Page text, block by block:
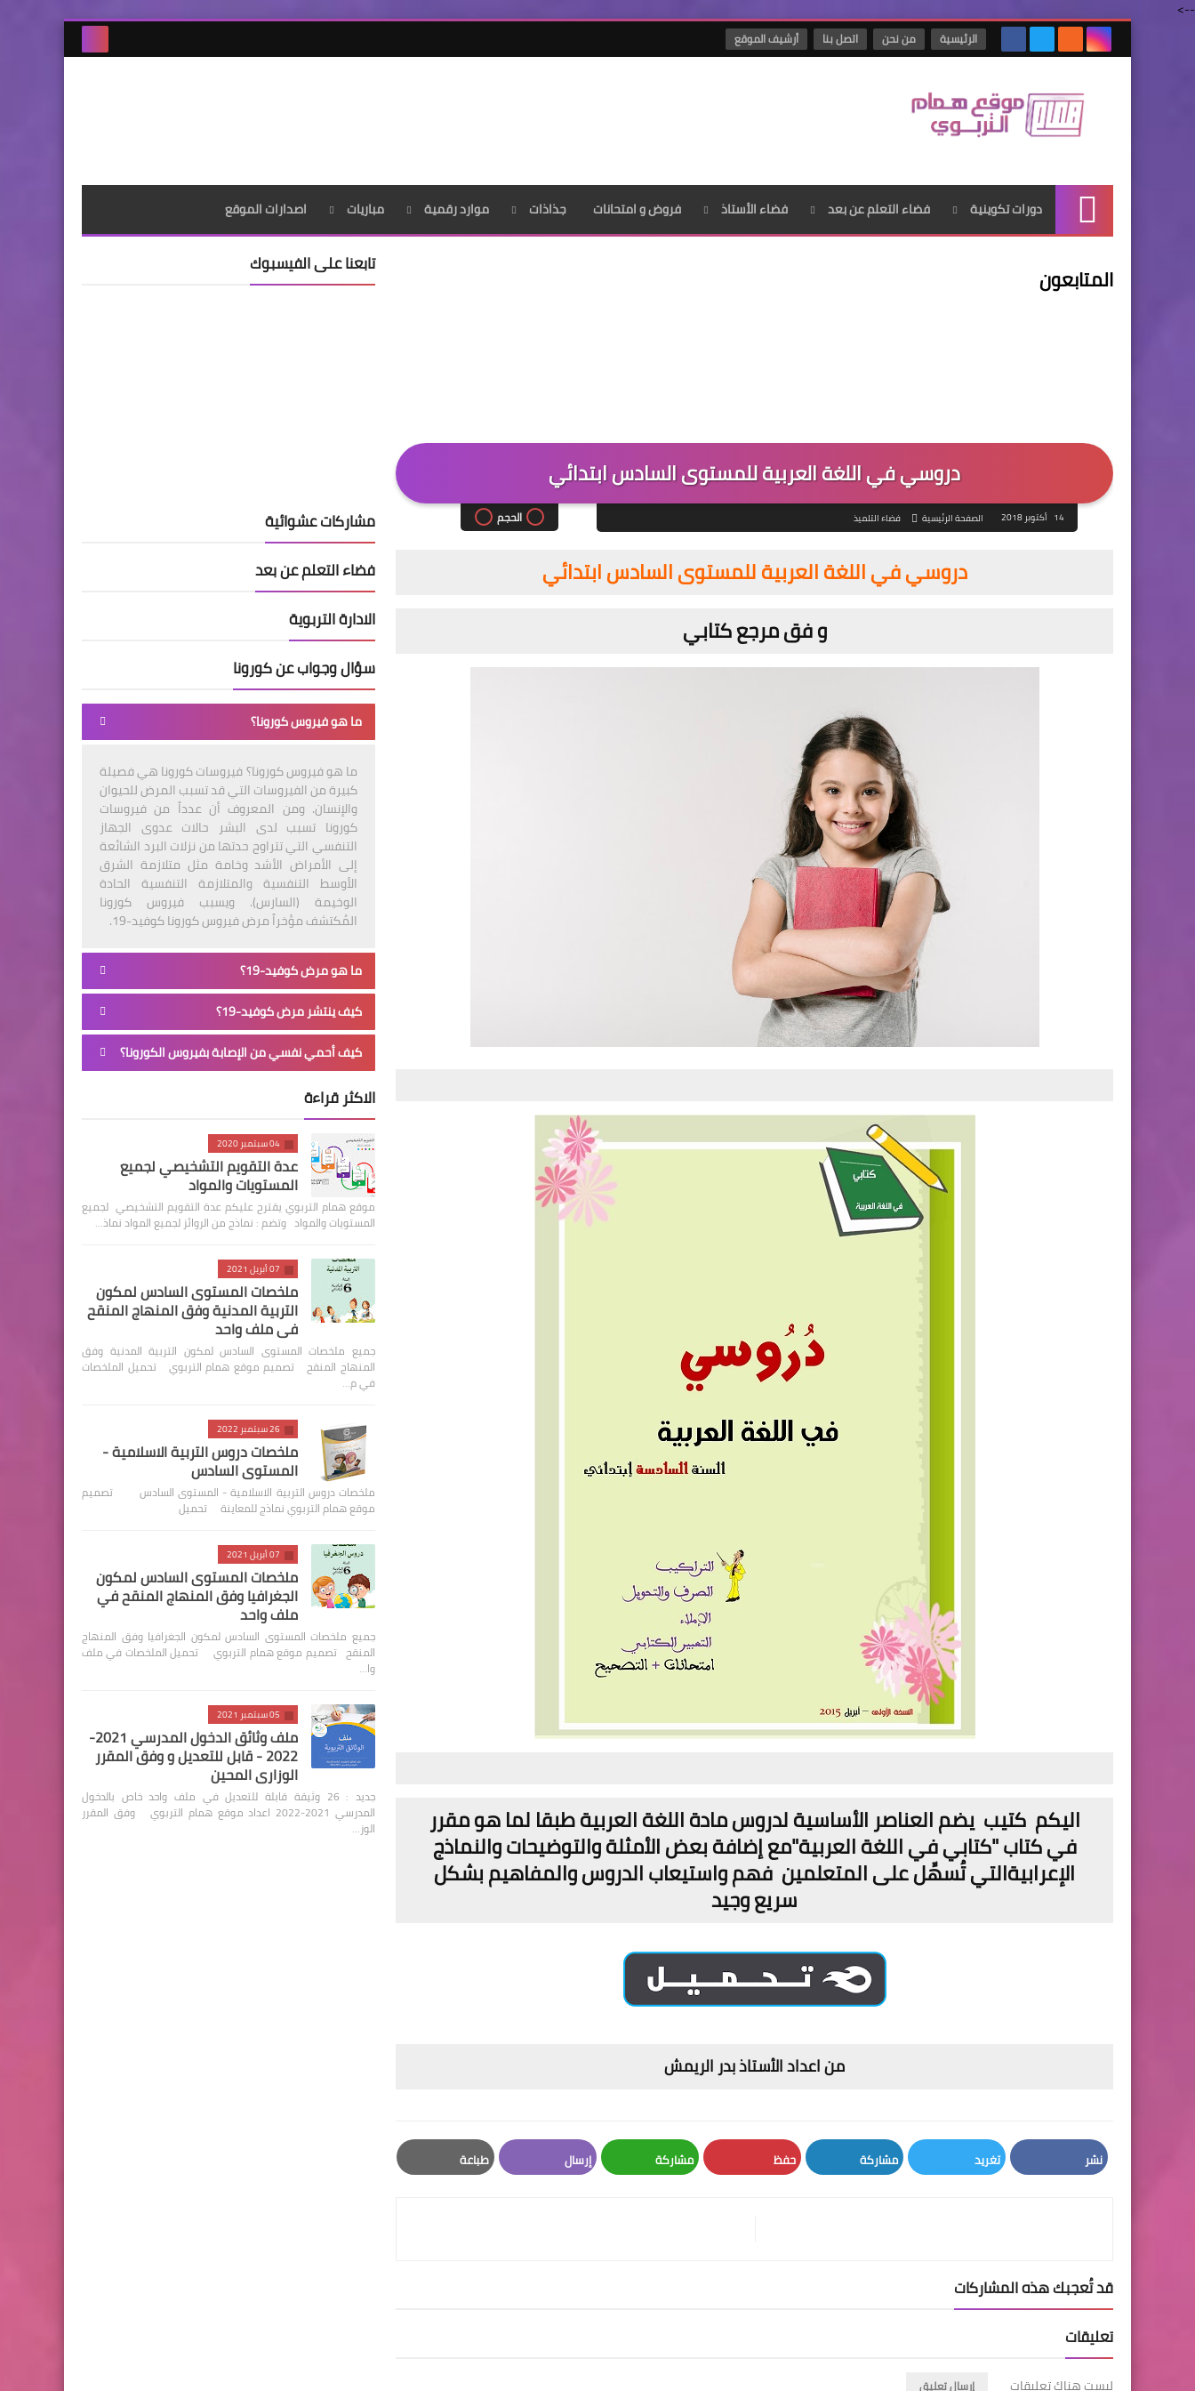
-->
الرئيسية من نحن اتصل بنا أرشيف الموقع
الرئيسية
دورات تكوينية فضاء التعلم عن بعد فضاء الأستاذ فروض و امتحانات جذاذات موارد رقمية مباريات اصدارات الموقع
المتابعون
دروسي في اللغة العربية للمستوى السادس ابتدائي
14 أكتوبر 2018 الصفحة الرئيسية فضاء التلميذ الحجم
دروسي في اللغة العربية للمستوى السادس ابتدائي
و فق مرجع كتابي
اليكم كتيب يضم العناصر الأساسية لدروس مادة اللغة العربية طبقا لما هو مقرر
في كتاب "كتابي في اللغة العربية"مع إضافة بعض الأمثلة والتوضيحات والنماذج
الإعرابيةالتي تُسهِّل على المتعلمين فهم واستيعاب الدروس والمفاهيم بشكل
سريع وجيد
من اعداد الأستاذ بدر الريمش
نشر تغريد مشاركة حفظ مشاركة إرسال طباعة
قد تُعجبك هذه المشاركات
تعليقات
ليست هناك تعليقات إرسال تعليق
تابعنا على الفيسبوك
مشاركات عشوائية
فضاء التعلم عن بعد
الادارة التربوية
سؤال وجواب عن كورونا
ما هو فيروس كورونا؟
ما هو فيروس كورونا؟ فيروسات كورونا هي فصيلة
كبيرة من الفيروسات التي قد تسبب المرض للحيوان
والإنسان. ومن المعروف أن عدداً من فيروسات
كورونا تسبب لدى البشر حالات عدوى الجهاز
التنفسي التي تتراوح حدتها من نزلات البرد الشائعة
إلى الأمراض الأشد وخامة مثل متلازمة الشرق
الأوسط التنفسية والمتلازمة التنفسية الحادة
الوخيمة (السارس). ويسبب فيروس كورونا
المُكتشف مؤخراً مرض فيروس كورونا كوفيد-19.
ما هو مرض كوفيد-19؟
كيف ينتشر مرض كوفيد-19؟
كيف أحمي نفسي من الإصابة بفيروس الكورونا؟
الاكثر قراءة
04 سبتمبر 2020
عدة التقويم التشخيصي لجميع
المستويات والمواد
موقع همام التربوي يقترح عليكم عدة التقويم التشخيصي لجميع
المستويات والمواد وتضم : نماذج من الروائز لجميع المواد نماذ…
07 أبريل 2021
ملخصات المستوى السادس لمكون
التربية المدنية وفق المنهاج المنقح
في ملف واحد
جميع ملخصات المستوى السادس لمكون التربية المدنية وفق
المنهاج المنقح تصميم موقع همام التربوي تحميل الملخصات
في م…
26 سبتمبر 2022
ملخصات دروس التربية الاسلامية -
المستوى السادس
ملخصات دروس التربية الاسلامية - المستوى السادس تصميم
موقع همام التربوي نماذج للمعاينة تحميل
07 أبريل 2021
ملخصات المستوى السادس لمكون
الجغرافيا وفق المنهاج المنقح في
ملف واحد
جميع ملخصات المستوى السادس لمكون الجغرافيا وفق المنهاج
المنقح تصميم موقع همام التربوي تحميل الملخصات في ملف
وا…
05 سبتمبر 2021
ملف وثائق الدخول المدرسي 2021-
2022 - قابل للتعديل و وفق المقرر
الوزاري المحين
جديد : 26 وثيقة قابلة للتعديل في ملف واحد خاص بالدخول
المدرسي 2021-2022 اعداد موقع همام التربوي وفق المقرر
الوز…